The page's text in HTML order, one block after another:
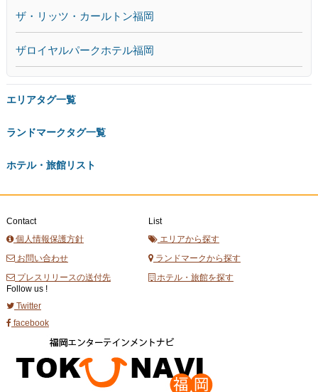
ザ・リッツ・カールトン福岡
ザロイヤルパークホテル福岡
エリアタグ一覧
ランドマークタグ一覧
ホテル・旅館リスト
Contact
個人情報保護方針
お問い合わせ
プレスリリースの送付先
List
エリアから探す
ランドマークから探す
ホテル・旅館を探す
Follow us !
Twitter
facebook